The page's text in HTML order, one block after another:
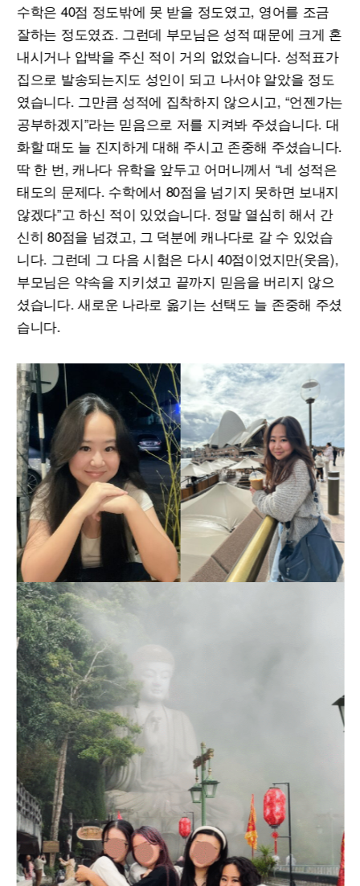
수학은 40점 정도밖에 못 받을 정도였고, 영어를 조금
잘하는 정도였죠. 그런데 부모님은 성적 때문에 크게 혼
내시거나 압박을 주신 적이 거의 없었습니다. 성적표가
집으로 발송되는지도 성인이 되고 나서야 알았을 정도
였습니다. 그만큼 성적에 집착하지 않으시고, “언젠가는
공부하겠지”라는 믿음으로 저를 지켜봐 주셨습니다. 대
화할 때도 늘 진지하게 대해 주시고 존중해 주셨습니다.
딱 한 번, 캐나다 유학을 앞두고 어머니께서 “네 성적은
태도의 문제다. 수학에서 80점을 넘기지 못하면 보내지
않겠다”고 하신 적이 있었습니다. 정말 열심히 해서 간
신히 80점을 넘겼고, 그 덕분에 캐나다로 갈 수 있었습
니다. 그런데 그 다음 시험은 다시 40점이었지만(웃음),
부모님은 약속을 지키셨고 끝까지 믿음을 버리지 않으
셨습니다. 새로운 나라로 옮기는 선택도 늘 존중해 주셨
습니다.